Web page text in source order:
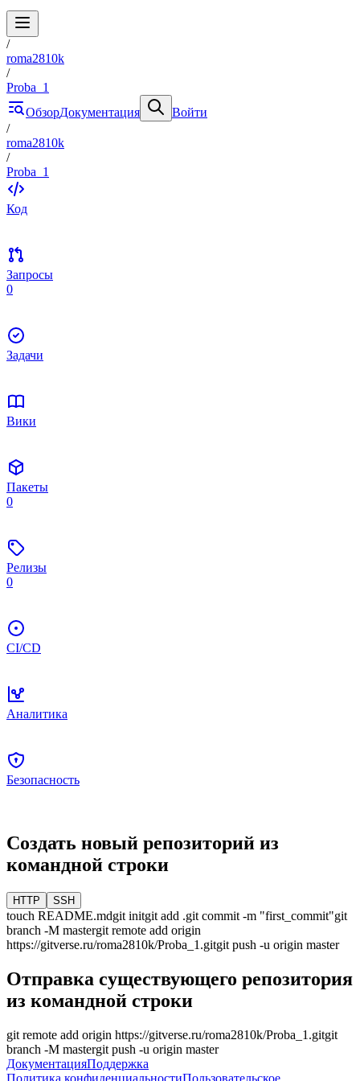
/
roma2810k
/
Proba_1
ОбзорДокументация
Войти
/
roma2810k
/
Proba_1
Код
Запросы
0
Задачи
Вики
Пакеты
0
Релизы
0
CI/CD
Аналитика
Безопасность
Создать новый репозиторий из
командной строки
HTTP SSH
touch README.mdgit initgit add .git commit -m "first_commit"git
branch -M mastergit remote add origin
https://gitverse.ru/roma2810k/Proba_1.gitgit push -u origin master
Отправка существующего репозитория
из командной строки
git remote add origin https://gitverse.ru/roma2810k/Proba_1.gitgit
branch -M mastergit push -u origin master
ДокументацияПоддержка
Политика конфиденциальностиПользовательское